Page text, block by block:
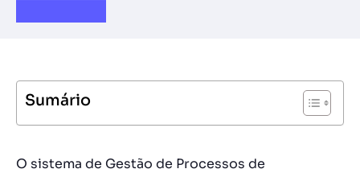
Sumário
O sistema de Gestão de Processos de